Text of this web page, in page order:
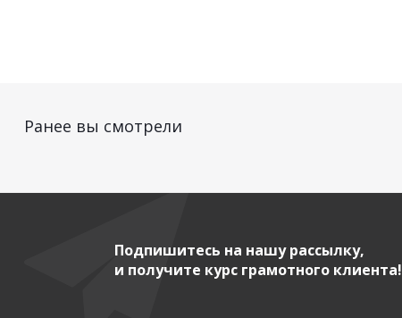
Ранее вы смотрели
Подпишитесь на нашу рассылку,
и получите курс грамотного клиента!